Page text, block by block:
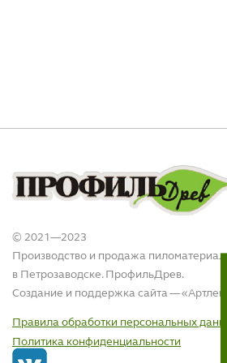
© 2021—2023
Производство и продажа
в Петрозаводске. ПрофильДрев.
Создание и поддержка сайта — «Артлекс
Правила обработки персональных
Политика конфиденциальности